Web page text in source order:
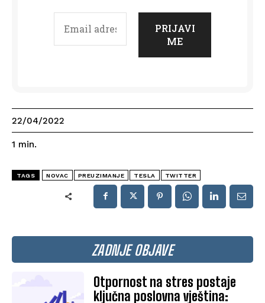
ZADNJE OBJAVE
Otpornost na stres postaje
ključna poslovna vještina:
22/04/2022
1 min.
TAGS NOVAC PREUZIMANJE TESLA TWITTER